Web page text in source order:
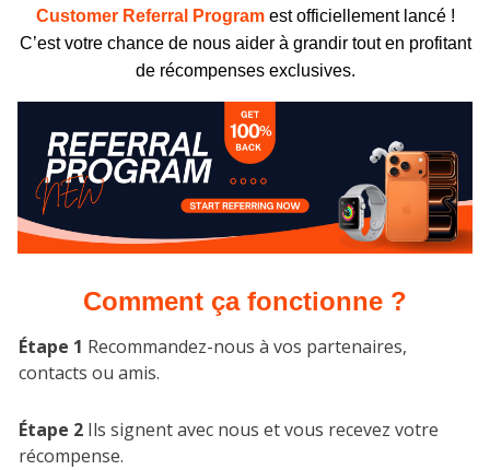
Customer Referral Programest officiellement lancé !
C’est votre chance de nous aider à grandir tout en profitant
de récompenses exclusives.
Comment ça fonctionne ?
Étape 1 Recommandez-nous à vos partenaires,
contacts ou amis.
Étape 2 Ils signent avec nous et vous recevez votre
récompense.